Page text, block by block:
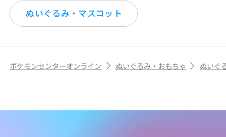
ぬいぐるみ・マスコット
ポケモンセンターオンライン ぬいぐるみ・おもちゃ ぬいぐ